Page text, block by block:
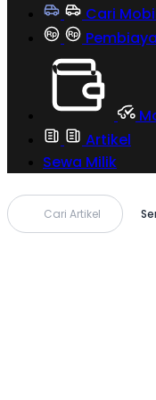
Cari
Artikel
Sewa Milik
Cari Artikel